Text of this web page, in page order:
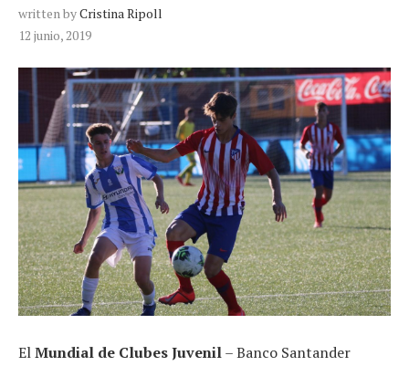
written byCristina Ripoll
12 junio, 2019
ElMundial de Clubes Juvenil– Banco Santander